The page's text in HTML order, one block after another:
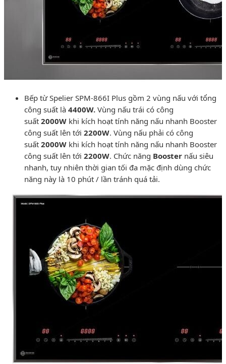
Bếp từ Spelier SPM-866I Plus gồm 2 vùng nấu với tổng
công suất là 4400W. Vùng nấu trái có công
suất 2000W khi kích hoạt tính năng nấu nhanh Booster
công suất lên tới 2200W. Vùng nấu phải có công
suất 2000W khi kích hoạt tính năng nấu nhanh Booster
công suất lên tới 2200W. Chức năng Booster nấu siêu
nhanh, tuy nhiên thời gian tối đa mặc định dùng chức
năng này là 10 phút / lần tránh quá tải.